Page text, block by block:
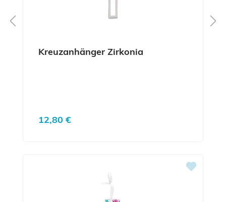
Kreuzanhänger Zirkonia
Regulärer Preis:
12,80 €